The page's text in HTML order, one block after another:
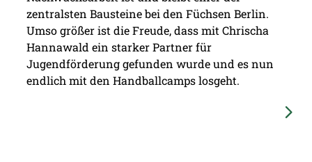
zentralsten Bausteine bei den Füchsen Berlin.
Umso größer ist die Freude, dass mit Chrischa
Hannawald ein starker Partner für
Jugendförderung gefunden wurde und es nun
endlich mit den Handballcamps losgeht.